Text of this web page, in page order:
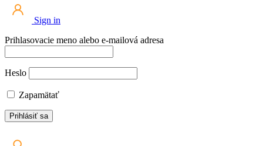
Sign in
Prihlasovacie meno alebo e-mailová adresa
Heslo
Zapamätať